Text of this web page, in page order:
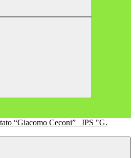
IPS "G.